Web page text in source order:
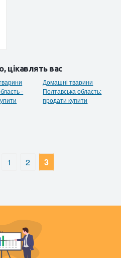
цікавлять вас
-
Домашнi тварини
Полтавська область:
продати купити
1 2 3